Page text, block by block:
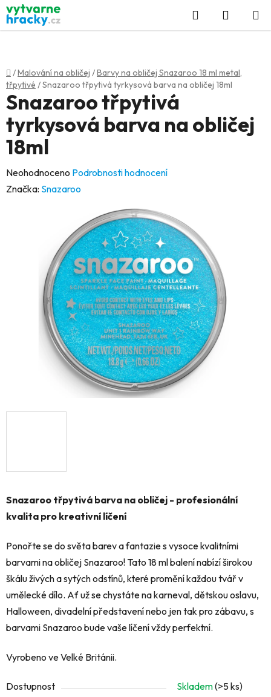
Přejít
na
obsah
Hledat
KOŠÍK
Domů
/Malování na obličej /Barvy na obličej Snazaroo 18 ml metal,
třpytivé /Snazaroo třpytivá tyrkysová barva na obličej 18ml
Snazaroo třpytivá barva na obličej - profesionální
kvalita pro kreativní líčení
Ponořte se do světa barev a fantazie s vysoce kvalitními
barvami na obličej Snazaroo! Tato 18 ml balení nabízí širokou
škálu živých a sytých odstínů, které promění každou tvář v
umělecké dílo. Ať už se chystáte na karneval, dětskou oslavu,
Halloween, divadelní představení nebo jen tak pro zábavu, s
barvami Snazaroo bude vaše líčení vždy perfektní.
Vyrobeno ve Velké Británii.
Dostupnost Skladem(>5 ks)
Snazaroo třpytivá
tyrkysová barva na obličej
18ml
Průměrné
hodnocení
hvězdiček.
Neohodnoceno Podrobnosti hodnocení
Značka: Snazaroo